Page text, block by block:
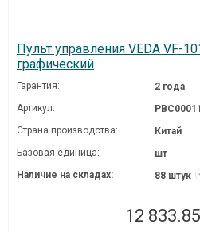
Пульт управления VEDA VF-
графический
Гарантия:
2 года
Артикул:
PBC00011
Страна производства:
Китай
Базовая единица:
шт
Наличие на складах:
88 штук
12